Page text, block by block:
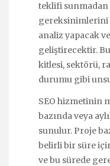
teklifi
gereksinimlerini
analiz yapacak
geliştirecektir.
kitlesi, sektörü,
durumu gibi
SEO hizmetinin
bazında veya
sunulur. Proje
belirli bir süre
ve bu sürede